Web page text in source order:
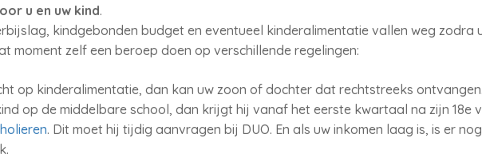
u en uw kind.
kindgebonden budget en eventueel kinderalimentatie vallen weg zodra
moment zelf een beroep doen op verschillende regelingen:
op kinderalimentatie, dan kan uw zoon of dochter dat rechtstreeks ontvangen.
op de middelbare school, dan krijgt hij vanaf het eerste kwartaal na zijn 18e
. Dit moet hij tijdig aanvragen bij DUO. En als uw inkomen laag is, is er